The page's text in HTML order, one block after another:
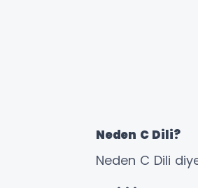
Neden C Dili?
Neden C Dili